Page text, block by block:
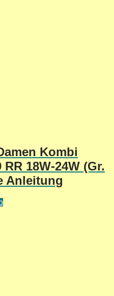
Kombi
18W-24W (Gr.
Anleitung